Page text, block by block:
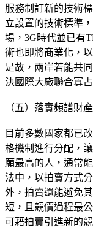
服務制訂新的技術
立設置的技術標準
場，3G時代並已有
術也即將商業化，
是故，兩岸若能共
決國際大廠聯合寡
（五）落實頻譜財
目前多數國家都已
格機制進行分配，
願最高的人，通常
法中，以拍賣方式
外，拍賣還能避免
短，且競價過程最
可藉拍賣引進新的